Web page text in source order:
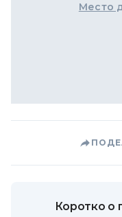
Место
Коротко о